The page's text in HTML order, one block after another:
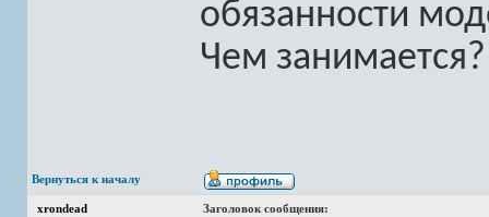
обязанности
Чем
Вернуться к началу
xrondead
Заголовок сообщения: